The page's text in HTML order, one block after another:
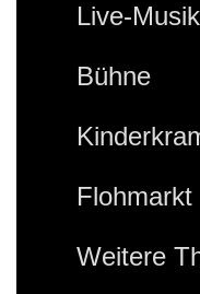
Live-Musik
Bühne
Flohmarkt
Weitere